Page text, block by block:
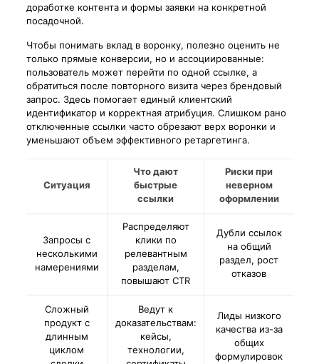
доработке контента и формы заявки на конкретной
посадочной.
Чтобы понимать вклад в воронку, полезно оценить не
только прямые конверсии, но и ассоциированные:
пользователь может перейти по одной ссылке, а
обратиться после повторного визита через брендовый
запрос. Здесь помогает единый клиентский
идентификатор и корректная атрибуция. Слишком рано
отключенные ссылки часто обрезают верх воронки и
уменьшают объем эффективного ретаргетинга.
Ситуация
Что дают
быстрые
ссылки
Риски при
неверном
оформлении
Запросы с
несколькими
намерениями
Распределяют
клики по
релевантным
разделам,
повышают CTR
Дубли ссылок
на общий
раздел, рост
отказов
Сложный
продукт с
длинным
циклом
Ведут к
доказательствам:
кейсы,
технологии,
Лиды низкого
качества из-за
общих
формулировок